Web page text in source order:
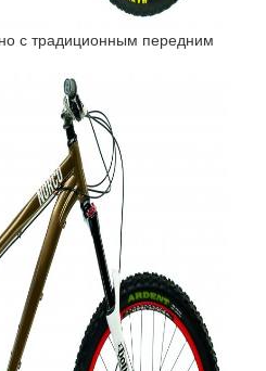
с традиционным передним